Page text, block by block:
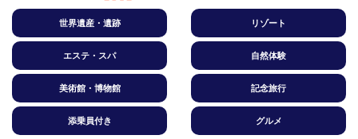
世界遺産・遺跡 リゾート
エステ・スパ 自然体験
美術館・博物館 記念旅行
添乗員付き グルメ